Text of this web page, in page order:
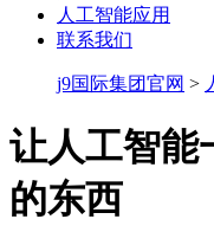
人工智能应用
联系我们
j9国际集团官网 >
让人工智能
的东西